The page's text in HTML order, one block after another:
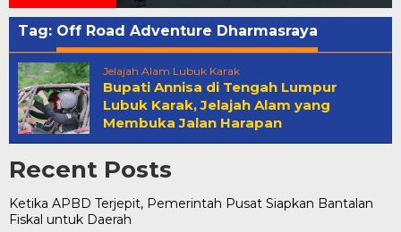
Tag: Off Road Adventure Dharmasraya
Jelajah Alam Lubuk Karak
Bupati Annisa di Tengah Lumpur
Lubuk Karak, Jelajah Alam yang
Membuka Jalan Harapan
Recent Posts
Ketika APBD Terjepit, Pemerintah Pusat Siapkan Bantalan
Fiskal untuk Daerah